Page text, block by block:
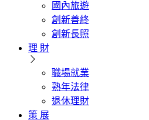
國內旅遊
創新善終
創新長照
理 財
職場就業
熟年法律
退休理財
策 展